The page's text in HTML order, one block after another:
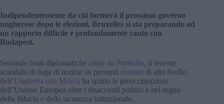
.
Indipendentemente da chi formerà il prossimo governo
ungherese dopo le elezioni, Bruxelles si sta preparando ad
un rapporto difficile e profondamente cauto con
Budapest.
Secondo fonti diplomatiche citate da Portfolio, il recente
scandalo di fuga di notizie su presunti contatti di alto livello
dell’Ungheria con Mosca ha spinto le preoccupazioni
dell’Unione Europea oltre i disaccordi politici e nel regno
della fiducia e della sicurezza istituzionale.